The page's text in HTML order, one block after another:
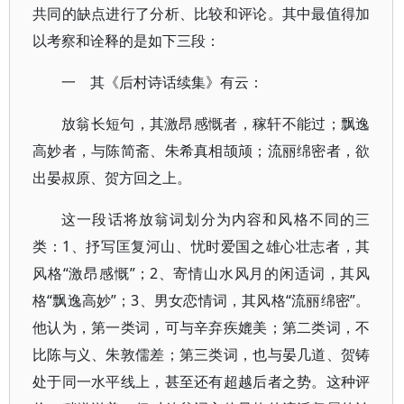
共同的缺点进行了分析、比较和评论。其中最值得加
以考察和诠释的是如下三段：
一 其《后村诗话续集》有云：
放翁长短句，其激昂感慨者，稼轩不能过；飘逸
高妙者，与陈简斋、朱希真相颉颃；流丽绵密者，欲
出晏叔原、贺方回之上。
这一段话将放翁词划分为内容和风格不同的三
类：1、抒写匡复河山、忧时爱国之雄心壮志者，其
风格“激昂感慨”；2、寄情山水风月的闲适词，其风
格“飘逸高妙”；3、男女恋情词，其风格“流丽绵密”。
他认为，第一类词，可与辛弃疾媲美；第二类词，不
比陈与义、朱敦儒差；第三类词，也与晏几道、贺铸
处于同一水平线上，甚至还有超越后者之势。这种评